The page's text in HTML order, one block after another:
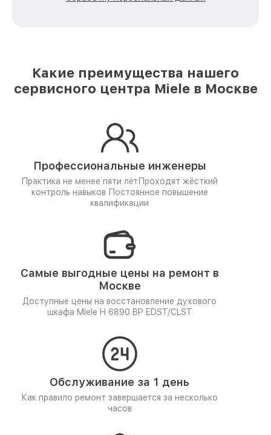
Какие преимущества нашего
сервисного центра Miele в Москве
Профессиональные инженеры
Практика не менее пяти лет Проходят жёсткий
контроль навыков Постоянное повышение
квалификации
Самые выгодные цены на ремонт в
Москве
Доступные цены на восстановление духового
шкафа Miele H 6890 BP EDST/CLST
Обслуживание за 1 день
Как правило ремонт завершается за несколько
часов